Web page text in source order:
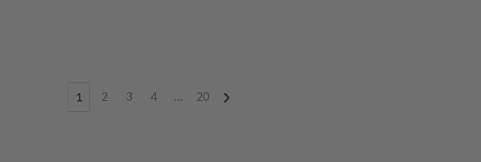
1 2 3 4 … 20